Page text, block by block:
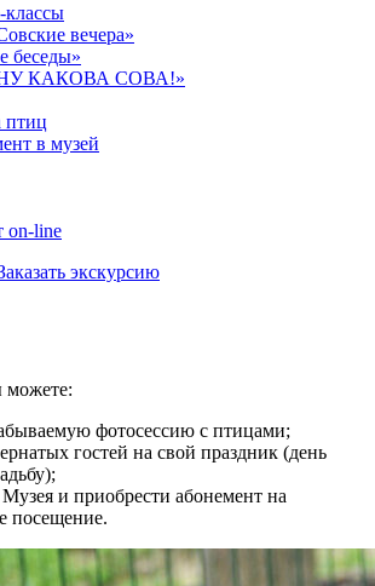
классы
вечера»
беседы»
КАКОВА СОВА!»
птиц
в музей
on-line
экскурсию
фотосессию с птицами;
гостей на свой праздник (день
Музея и приобрести абонемент на
посещение.